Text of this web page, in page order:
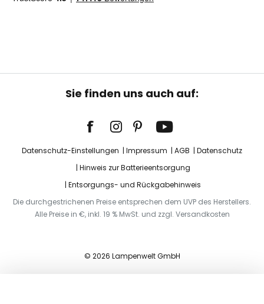
Sie finden uns auch auf:
Datenschutz-Einstellungen Impressum AGB
Datenschutz
Hinweis zur Batterieentsorgung
Entsorgungs- und Rückgabehinweis
Die durchgestrichenen Preise entsprechen dem UVP des Herstellers.
Alle Preise in €, inkl. 19 % MwSt. und zzgl. Versandkosten
© 2026 Lampenwelt GmbH